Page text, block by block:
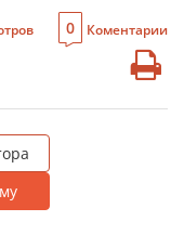
0 Коментарии